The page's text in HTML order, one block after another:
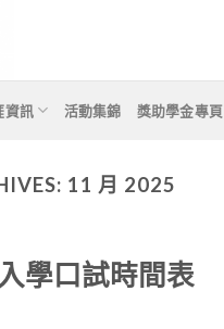
資訊 活動集錦 獎助學金專頁
11 月 2025
學口試時間表